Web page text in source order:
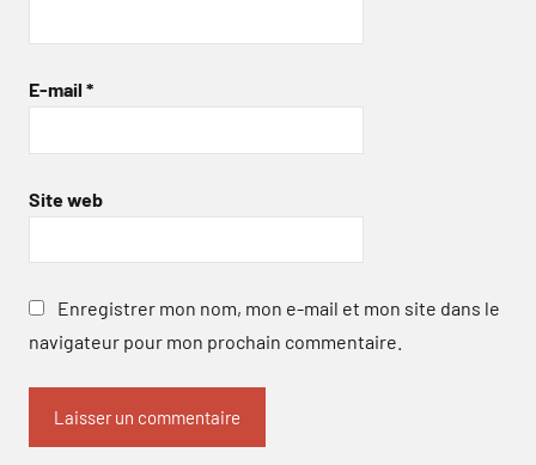
E-mail *
Site web
Enregistrer mon nom, mon e-mail et mon site dans le
navigateur pour mon prochain commentaire.